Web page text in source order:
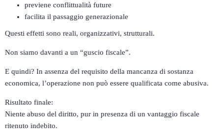
previene conflittualità future
facilita il passaggio generazionale
Questi effetti sono reali, organizzativi, strutturali.
Non siamo davanti a un “guscio fiscale”.
E quindi? In assenza del requisito della mancanza di sostanza
economica, l’operazione non può essere qualificata come abusiva.
Risultato finale:
Niente abuso del diritto, pur in presenza di un vantaggio fiscale
ritenuto indebito.